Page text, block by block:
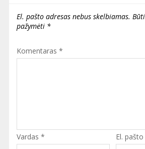
El. pašto adresas nebus skelbiamas.
pažymėti *
Komentaras *
Vardas * El.